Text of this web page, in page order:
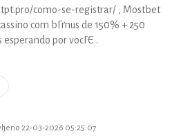
como-se-registrar/ , Mostbet
com bГґnus de 150% + 250
por vocГЄ .
22-03-2026 05:25:07